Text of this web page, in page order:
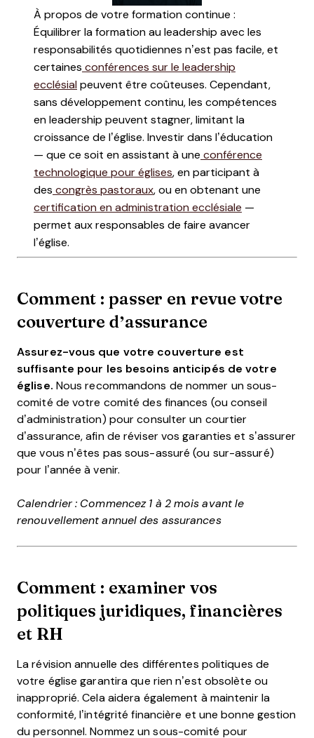
À propos de votre formation continue :
Équilibrer la formation au leadership avec les
responsabilités quotidiennes n’est pas facile, et
certaines conférences sur le leadership
ecclésial peuvent être coûteuses. Cependant,
sans développement continu, les compétences
en leadership peuvent stagner, limitant la
croissance de l’église. Investir dans l’éducation
— que ce soit en assistant à une conférence
technologique pour églises, en participant à
des congrès pastoraux, ou en obtenant une
certification en administration ecclésiale —
permet aux responsables de faire avancer
l’église.
Comment : passer en revue votre
couverture d’assurance
Assurez-vous que votre couverture est
suffisante pour les besoins anticipés de votre
église. Nous recommandons de nommer un sous-
comité de votre comité des finances (ou conseil
d’administration) pour consulter un courtier
d’assurance, afin de réviser vos garanties et s’assurer
que vous n’êtes pas sous-assuré (ou sur-assuré)
pour l’année à venir.
Calendrier : Commencez 1 à 2 mois avant le
renouvellement annuel des assurances
Comment : examiner vos
politiques juridiques, financières
et RH
La révision annuelle des différentes politiques de
votre église garantira que rien n’est obsolète ou
inapproprié. Cela aidera également à maintenir la
conformité, l’intégrité financière et une bonne gestion
du personnel. Nommez un sous-comité pour